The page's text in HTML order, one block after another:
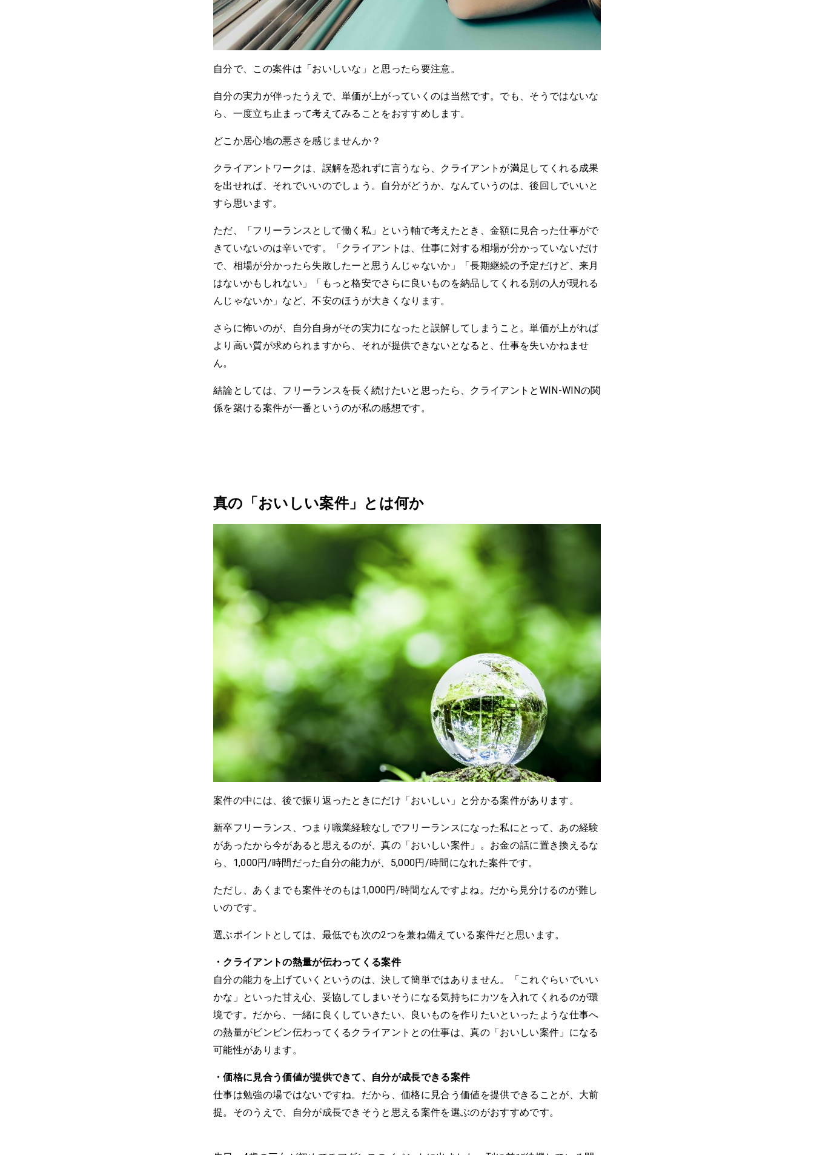
自分で、この案件は「おいしいな」と思ったら要注意。
自分の実力が伴ったうえで、単価が上がっていくのは当然です。でも、そうではないな
ら、一度立ち止まって考えてみることをおすすめします。
どこか居心地の悪さを感じませんか？
クライアントワークは、誤解を恐れずに言うなら、クライアントが満足してくれる成果
を出せれば、それでいいのでしょう。自分がどうか、なんていうのは、後回しでいいと
すら思います。
ただ、「フリーランスとして働く私」という軸で考えたとき、金額に見合った仕事がで
きていないのは辛いです。「クライアントは、仕事に対する相場が分かっていないだけ
で、相場が分かったら失敗したーと思うんじゃないか」「長期継続の予定だけど、来月
はないかもしれない」「もっと格安でさらに良いものを納品してくれる別の人が現れる
んじゃないか」など、不安のほうが大きくなります。
さらに怖いのが、自分自身がその実力になったと誤解してしまうこと。単価が上がれば
より高い質が求められますから、それが提供できないとなると、仕事を失いかねませ
ん。
結論としては、フリーランスを長く続けたいと思ったら、クライアントとWIN-WINの関
係を築ける案件が一番というのが私の感想です。
真の「おいしい案件」とは何か
案件の中には、後で振り返ったときにだけ「おいしい」と分かる案件があります。
新卒フリーランス、つまり職業経験なしでフリーランスになった私にとって、あの経験
があったから今があると思えるのが、真の「おいしい案件」。お金の話に置き換えるな
ら、1,000円/時間だった自分の能力が、5,000円/時間になれた案件です。
ただし、あくまでも案件そのもは1,000円/時間なんですよね。だから見分けるのが難し
いのです。
選ぶポイントとしては、最低でも次の2つを兼ね備えている案件だと思います。
・クライアントの熱量が伝わってくる案件
自分の能力を上げていくというのは、決して簡単ではありません。「これぐらいでいい
かな」といった甘え心、妥協してしまいそうになる気持ちにカツを入れてくれるのが環
境です。だから、一緒に良くしていきたい、良いものを作りたいといったような仕事へ
の熱量がビンビン伝わってくるクライアントとの仕事は、真の「おいしい案件」になる
可能性があります。
・価格に見合う価値が提供できて、自分が成長できる案件
仕事は勉強の場ではないですね。だから、価格に見合う価値を提供できることが、大前
提。そのうえで、自分が成長できそうと思える案件を選ぶのがおすすめです。